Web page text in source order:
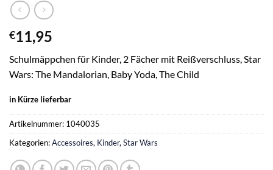
€11,95
Schulmäppchen für Kinder, 2 Fächer mit Reißverschluss, Star
Wars: The Mandalorian, Baby Yoda, The Child
in Kürze lieferbar
Artikelnummer: 1040035
Kategorien:Accessoires, Kinder,Star Wars